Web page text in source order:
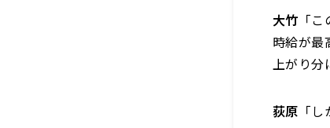
大竹 「
時給が最
上がり
荻原 「